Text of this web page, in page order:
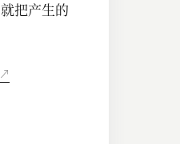
把产生的